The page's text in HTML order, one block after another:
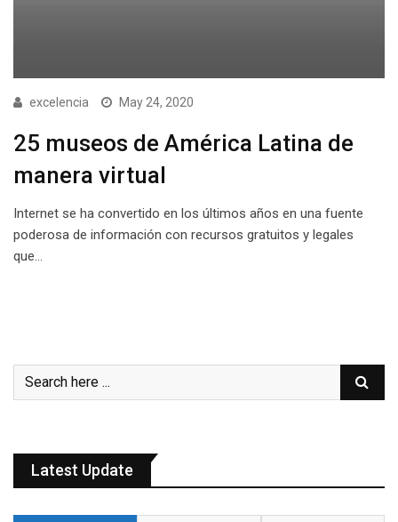
excelencia May 24, 2020
25 museos de América Latina de
manera virtual
Internet se ha convertido en los últimos años en una fuente
poderosa de información con recursos gratuitos y legales
que…
Latest Update